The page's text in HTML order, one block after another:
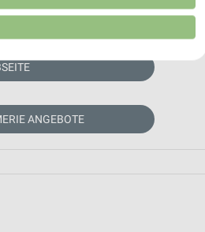
ANGEBOTE